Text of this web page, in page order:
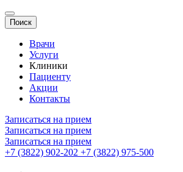
Поиск
Врачи
Услуги
Клиники
Пациенту
Акции
Контакты
Записаться на прием
Записаться на прием
Записаться на прием
+7 (3822) 902-202 +7 (3822) 975-500